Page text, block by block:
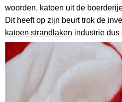
woorden, katoen uit de
Dit heeft op zijn beurt trok de
katoen strandlaken industrie dus